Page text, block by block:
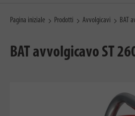
Pagina iniziale Prodotti Avvolgicavi BAT
BAT avvolgicavo ST